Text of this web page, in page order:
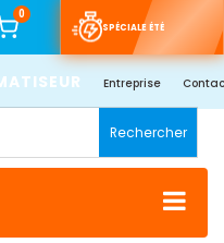
0
SPÉCIALE ÉTÉ
Entreprise
Rechercher